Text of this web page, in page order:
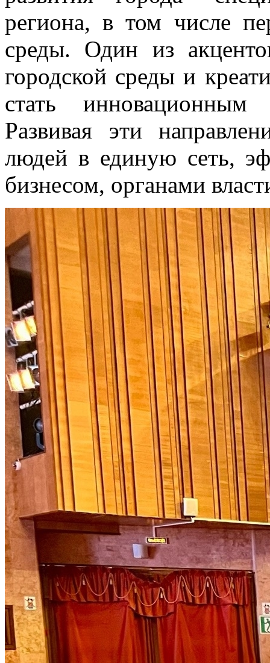
региона, в том числе
среды. Один из
городской среды и
стать инновационным
Развивая эти
людей в единую сеть,
бизнесом, органами